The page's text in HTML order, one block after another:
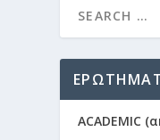
ACADEMIC